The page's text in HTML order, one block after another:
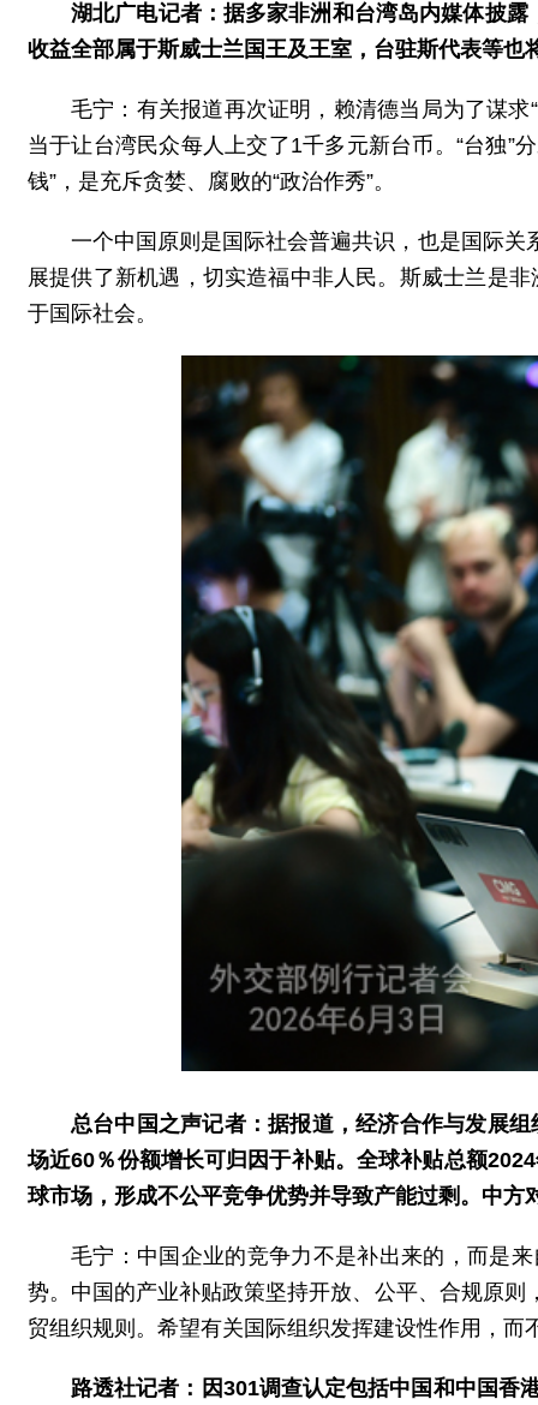
湖北广电记者：据多家非洲和台湾岛内媒体披
收益全部属于斯威士兰国王及王室，台驻斯代表等也
毛宁：有关报道再次证明，赖清德当局为了谋
当于让台湾民众每人上交了1千多元新台币。“台独”
钱”，是充斥贪婪、腐败的“政治作秀”。
一个中国原则是国际社会普遍共识，也是国际
展提供了新机遇，切实造福中非人民。斯威士兰是
于国际社会。
总台中国之声记者：据报道，经济合作与发展
场近60％份额增长可归因于补贴。全球补贴总额
球市场，形成不公平竞争优势并导致产能过剩。中方
毛宁：中国企业的竞争力不是补出来的，而是
势。中国的产业补贴政策坚持开放、公平、合规原
贸组织规则。希望有关国际组织发挥建设性作用，而
路透社记者：因301调查认定包括中国和中国香